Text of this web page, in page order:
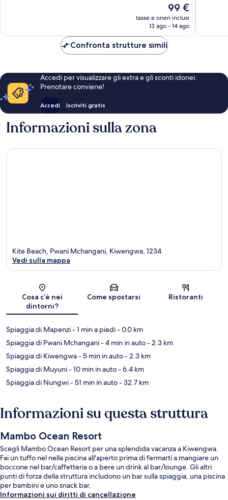
Il
prezzo
attuale
99 €
99 €
tasse e oneri inclusi
13 ago - 14 ago
Confronta strutture simili
Accedi per visualizzare gli extra e gli sconti idonei.
Prenotare conviene!
Accedi Iscriviti gratis
Informazioni sulla zona
Mappa
Kite Beach, Pwani Mchangani, Kiwengwa, 1234
Vedi sulla mappa
Cosa c’è nei
dintorni?
Come spostarsi Ristoranti
Spiaggia di Mapenzi- 1 min a piedi- 0.0 km
Spiaggia di Pwani Mchangani- 4 min in auto- 2.3 km
Spiaggia di Kiwengwa- 5 min in auto- 2.3 km
Spiaggia di Muyuni- 10 min in auto- 6.4 km
Spiaggia di Nungwi- 51 min in auto- 32.7 km
Informazioni su questa struttura
Mambo Ocean Resort
Scegli Mambo Ocean Resort per una splendida vacanza a Kiwengwa.
Fai un tuffo nel nella piscina all'aperto prima di fermarti a mangiare un
boccone nel bar/caffetteria o a bere un drink al bar/lounge. Gli altri
punti di forza della struttura includono un bar sulla spiaggia, una piscina
per bambini e uno snack bar.
Informazioni sui diritti di cancellazione